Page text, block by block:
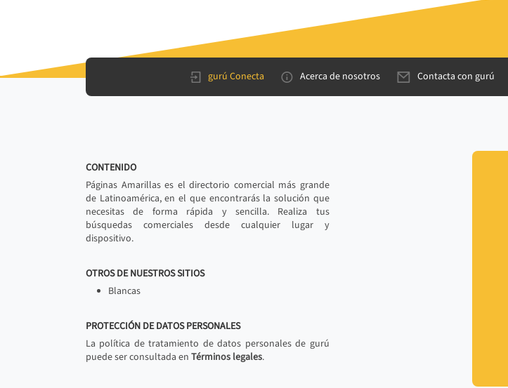
gurú Conecta Acerca de nosotros Contacta con gurú
CONTENIDO
Páginas Amarillas es el directorio comercial más grande
de Latinoamérica, en el que encontrarás la solución que
necesitas de forma rápida y sencilla. Realiza tus
búsquedas comerciales desde cualquier lugar y
dispositivo.
OTROS DE NUESTROS SITIOS
Blancas
PROTECCIÓN DE DATOS PERSONALES
La política de tratamiento de datos personales de gurú
puede ser consultada en Términos legales.